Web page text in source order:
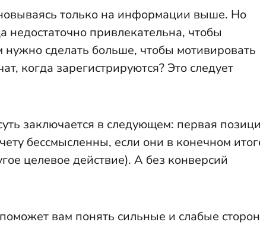
только на информации выше. Но
недостаточно привлекательна, чтобы
сделать больше, чтобы мотивировать
когда зарегистрируются? Это следует
заключается в следующем: первая
бессмысленны, если они в конечном
целевое действие). А без конверсий
вам понять сильные и слабые